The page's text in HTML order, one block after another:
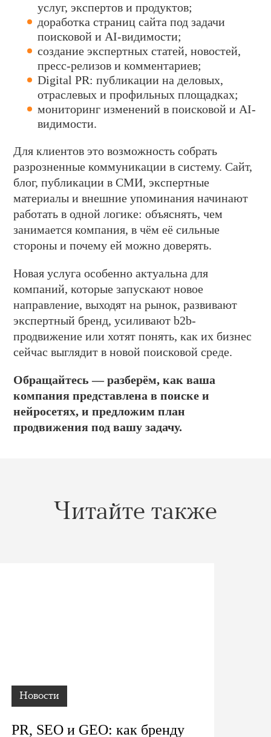
услуг, экспертов и продуктов;
доработка страниц сайта под задачи
поисковой и AI-видимости;
создание экспертных статей, новостей,
пресс-релизов и комментариев;
Digital PR: публикации на деловых,
отраслевых и профильных площадках;
мониторинг изменений в поисковой и AI-
видимости.
Для клиентов это возможность собрать
разрозненные коммуникации в систему. Сайт,
блог, публикации в СМИ, экспертные
материалы и внешние упоминания начинают
работать в одной логике: объяснять, чем
занимается компания, в чём её сильные
стороны и почему ей можно доверять.
Новая услуга особенно актуальна для
компаний, которые запускают новое
направление, выходят на рынок, развивают
экспертный бренд, усиливают b2b-
продвижение или хотят понять, как их бизнес
сейчас выглядит в новой поисковой среде.
Обращайтесь — разберём, как ваша
компания представлена в поиске и
нейросетях, и предложим план
продвижения под вашу задачу.
Читайте также
Новости
PR, SEO и GEO: как бренду